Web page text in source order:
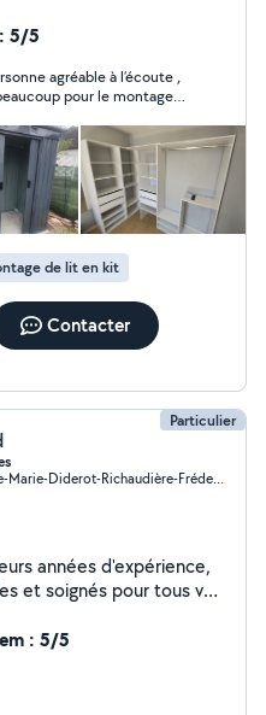
5/5
agréable à l’écoute ,
de lit en kit
Contacter
Particulier
Saint-Jean-de-Braye (Ste-Marie-Diderot-Richaudière-Frédeville)
années d'expérience,
et soignés pour tous vos
rapidement
le bon fonctionnement
le montage des
: 5/5